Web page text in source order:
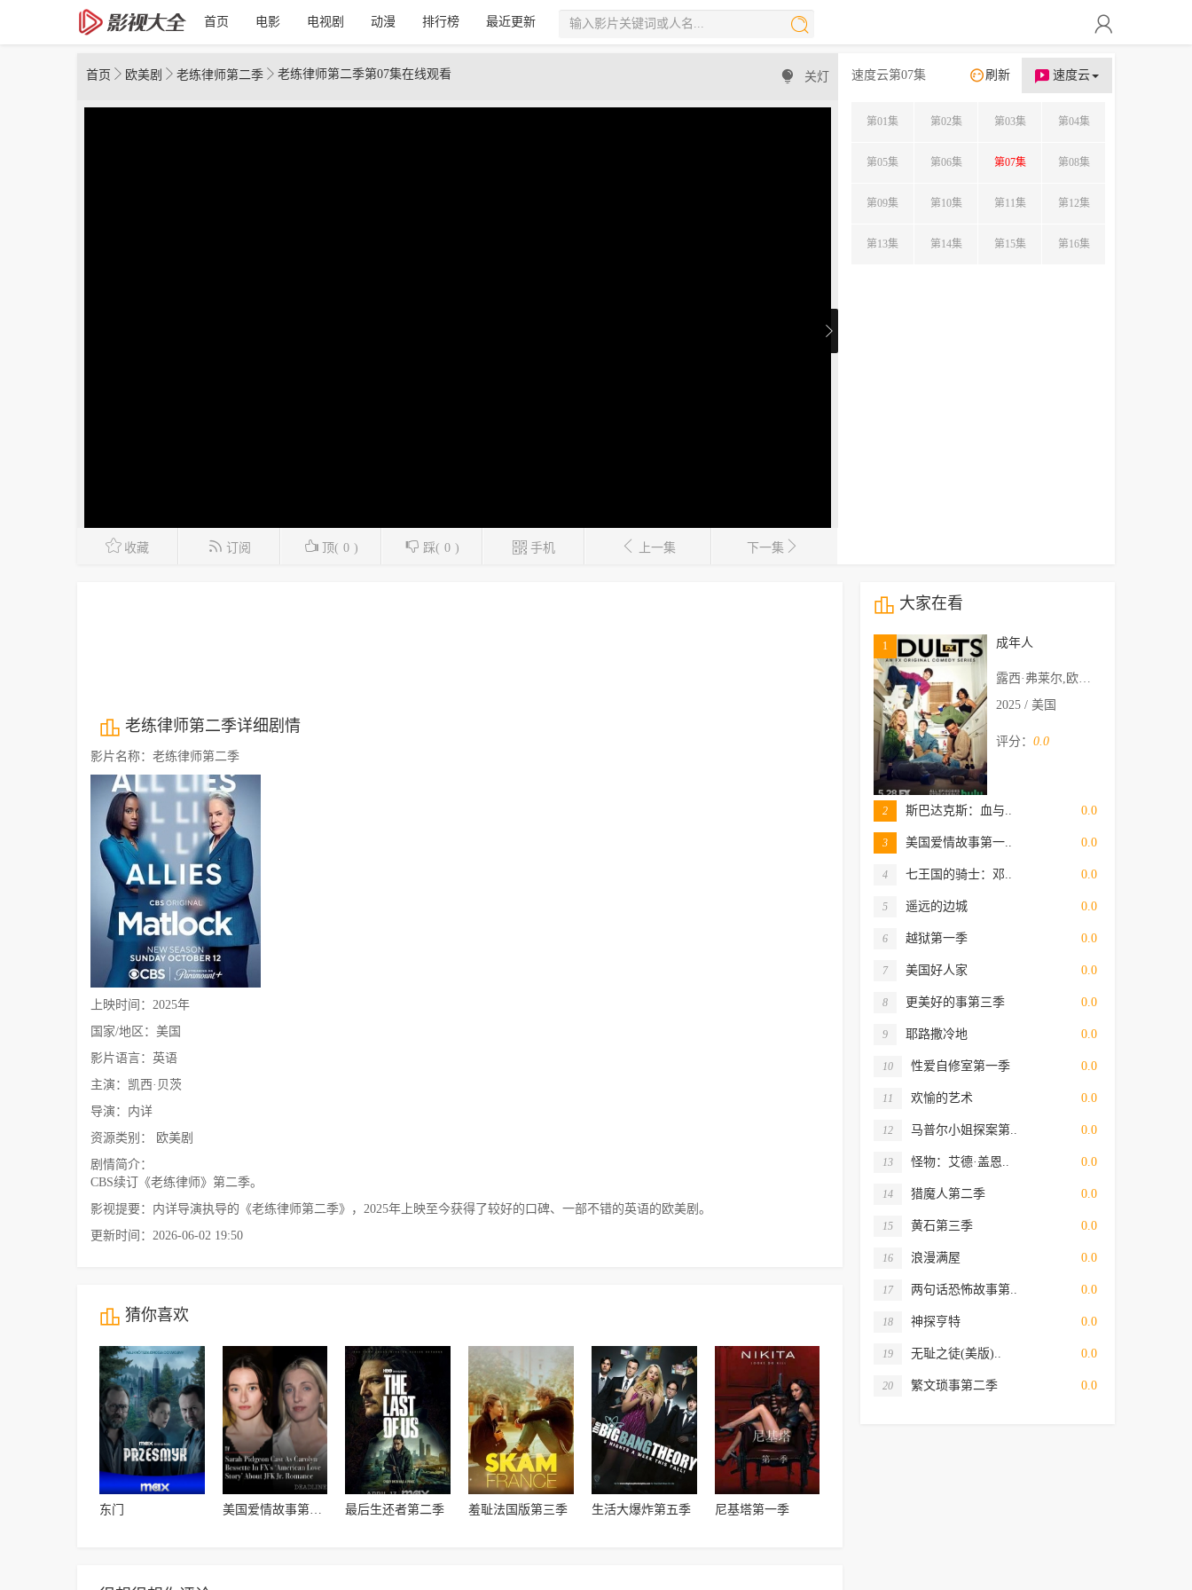
首页 电影 电视剧 动漫 排行榜 最近更新
首页 欧美剧 老练律师第二季 老练律师第二季第07集在线观看 关灯
收藏 订阅 顶( 0 ) 踩( 0 ) 手机 上一集 下一集
速度云
刷新
速度云第07集
第01集 第02集 第03集 第04集
第05集 第06集 第07集 第08集
第09集 第10集 第11集 第12集
第13集 第14集 第15集 第16集
老练律师第二季详细剧情
影片名称：老练律师第二季
上映时间：2025年
国家/地区：美国
影片语言：英语
主演：凯西·贝茨
导演：内详
资源类别： 欧美剧
剧情简介：
CBS续订《老练律师》第二季。
影视提要：内详导演执导的《老练律师第二季》，2025年上映至今获得了较好的口碑、一部不错的英语的欧美剧。
更新时间：2026-06-02 19:50
猜你喜欢
东门 美国爱情故事第一季 最后生还者第二季 羞耻法国版第三季 生活大爆炸第五季 尼基塔第一季
大家在看
1 成年人
露西·弗莱尔,欧文·蒂勒,Malik Elassal,阿米塔·饶,Jack Innanen
2025 / 美国
评分：0.0
2 斯巴达克斯：血与.. 0.0
3 美国爱情故事第一.. 0.0
4 七王国的骑士：邓.. 0.0
5 遥远的边城 0.0
6 越狱第一季 0.0
7 美国好人家 0.0
8 更美好的事第三季 0.0
9 耶路撒冷地 0.0
10 性爱自修室第一季 0.0
11 欢愉的艺术 0.0
12 马普尔小姐探案第.. 0.0
13 怪物：艾德·盖恩.. 0.0
14 猎魔人第二季 0.0
15 黄石第三季 0.0
16 浪漫满屋 0.0
17 两句话恐怖故事第.. 0.0
18 神探亨特 0.0
19 无耻之徒(美版).. 0.0
20 繁文琐事第二季 0.0